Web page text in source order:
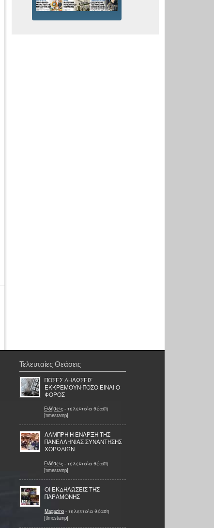
Τελευταίες Θεάσεις
ΠΟΣΕΣ ΔΗΛΩΣΕΙΣ
ΕΚΚΡΕΜΟΥΝ-ΠΟΣΟ ΕΙΝΑΙ Ο
ΦΟΡΟΣ
Ειδήσεις - τελευταία θέαση
[timestamp]
ΛΑΜΠΡΗ Η ΕΝΑΡΞΗ ΤΗΣ
ΠΑΝΕΛΛΗΝΙΑΣ ΣΥΝΑΝΤΗΣΗΣ
ΧΟΡΩΔΙΩΝ
Ειδήσεις - τελευταία θέαση
[timestamp]
ΟΙ ΕΚΔΗΛΩΣΕΙΣ ΤΗΣ
ΠΑΡΑΜΟΝΗΣ
Magazino - τελευταία θέαση
[timestamp]